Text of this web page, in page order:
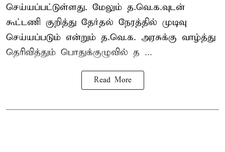
செய்யப்பட்டுள்ளது. மேலும் த.வெ.க.வுடன்
கூட்டணி குறித்து தேர்தல் நேரத்தில் முடிவு
செய்யப்படும் என்றும் த.வெ.க. அரசுக்கு வாழ்த்து
தெரிவித்தும் பொதுக்குழுவில் த ...
Read More